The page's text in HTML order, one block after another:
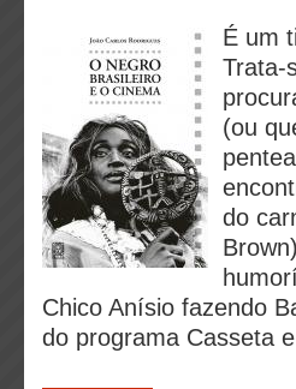
É um
Trata-
(ou
do
Chico Anísio fazendo
do programa Casseta